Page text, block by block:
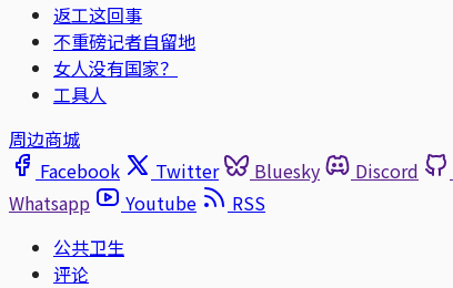
返工这回事
不重磅记者自留地
女人没有国家？
工具人
周边商城
Facebook
Twitter Bluesky Discord
Whatsapp
Youtube
RSS
公共卫生
评论